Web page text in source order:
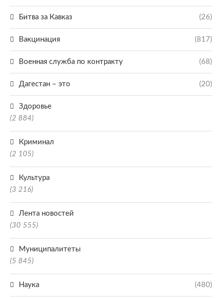
Битва за Кавказ (26)
Вакцинация (817)
Военная служба по контракту (68)
Дагестан – это (20)
Здоровье
(2 884)
Криминал
(2 105)
Культура
(3 216)
Лента новостей
(30 555)
Муниципалитеты
(5 845)
Наука (480)